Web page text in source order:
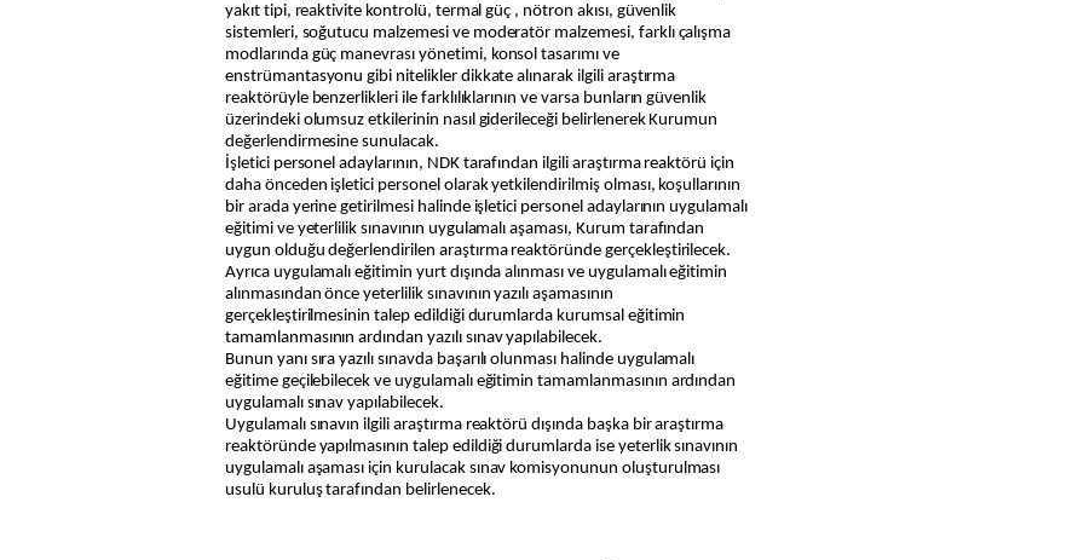
yakıt tipi, reaktivite kontrolü, termal güç , nötron akısı, güvenlik
sistemleri, soğutucu malzemesi ve moderatör malzemesi, farklı çalışma
modlarında güç manevrası yönetimi, konsol tasarımı ve
enstrümantasyonu gibi nitelikler dikkate alınarak ilgili araştırma
reaktörüyle benzerlikleri ile farklılıklarının ve varsa bunların güvenlik
üzerindeki olumsuz etkilerinin nasıl giderileceği belirlenerek Kurumun
değerlendirmesine sunulacak.
İşletici personel adaylarının, NDK tarafından ilgili araştırma reaktörü için
daha önceden işletici personel olarak yetkilendirilmiş olması, koşullarının
bir arada yerine getirilmesi halinde işletici personel adaylarının uygulamalı
eğitimi ve yeterlilik sınavının uygulamalı aşaması, Kurum tarafından
uygun olduğu değerlendirilen araştırma reaktöründe gerçekleştirilecek.
Ayrıca uygulamalı eğitimin yurt dışında alınması ve uygulamalı eğitimin
alınmasından önce yeterlilik sınavının yazılı aşamasının
gerçekleştirilmesinin talep edildiği durumlarda kurumsal eğitimin
tamamlanmasının ardından yazılı sınav yapılabilecek.
Bunun yanı sıra yazılı sınavda başarılı olunması halinde uygulamalı
eğitime geçilebilecek ve uygulamalı eğitimin tamamlanmasının ardından
uygulamalı sınav yapılabilecek.
Uygulamalı sınavın ilgili araştırma reaktörü dışında başka bir araştırma
reaktöründe yapılmasının talep edildiği durumlarda ise yeterlik sınavının
uygulamalı aşaması için kurulacak sınav komisyonunun oluşturulması
usulü kuruluş tarafından belirlenecek.